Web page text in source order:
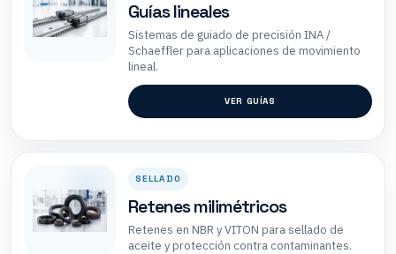
Guías lineales
Sistemas de guiado de precisión INA /
Schaeffler para aplicaciones de movimiento
lineal.
VER GUÍAS
SELLADO
Retenes milimétricos
Retenes en NBR y VITON para sellado de
aceite y protección contra contaminantes.